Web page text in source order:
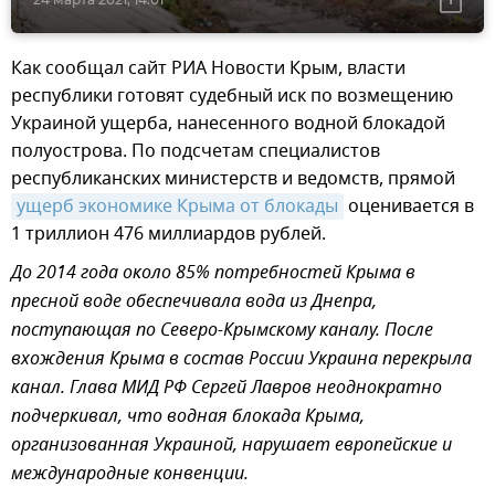
Как сообщал сайт РИА Новости Крым, власти
республики готовят судебный иск по возмещению
Украиной ущерба, нанесенного водной блокадой
полуострова. По подсчетам специалистов
республиканских министерств и ведомств, прямой
ущерб экономике Крыма от блокады оценивается в
1 триллион 476 миллиардов рублей.
До 2014 года около 85% потребностей Крыма в
пресной воде обеспечивала вода из Днепра,
поступающая по Северо-Крымскому каналу. После
вхождения Крыма в состав России Украина перекрыла
канал. Глава МИД РФ Сергей Лавров неоднократно
подчеркивал, что водная блокада Крыма,
организованная Украиной, нарушает европейские и
международные конвенции.